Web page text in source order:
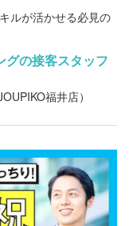
ルが活かせる必見の
グの接客スタッフ
福井店）